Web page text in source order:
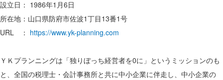
設立日： 1986年1月6日
所在地：山口県防府市佐波1丁目13番1号
URL ： https://www.yk-planning.com
ＹＫプランニングは「独りぼっち経営者を0に」というミッションのも
と、全国の税理士・会計事務所と共に中小企業に伴走し、中小企業の